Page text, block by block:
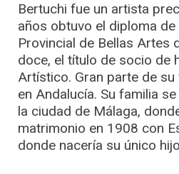
Bertuchi fue un artista
años obtuvo el diploma
Provincial de Bellas Artes
doce, el título de socio de
Artístico. Gran parte de
en Andalucía. Su familia
la ciudad de Málaga,
matrimonio en 1908 con
donde nacería su único